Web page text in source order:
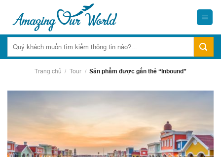
Trang chủ / Tour / Sản phẩm được gắn thẻ “Inbound”